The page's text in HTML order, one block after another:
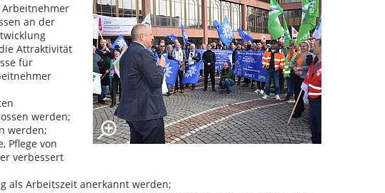
an der
Attraktivität
für
werden;
werden;
Pflege von
verbessert
als Arbeitszeit anerkannt werden;